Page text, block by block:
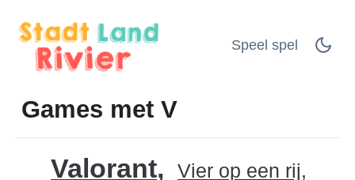
Speel spel
Games met V
Valorant
Vier op een rij